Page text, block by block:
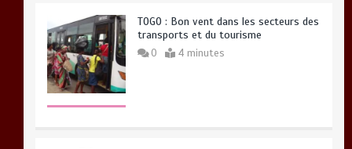
TOGO : Bon vent dans les secteurs des
transports et du tourisme
0 4 minutes